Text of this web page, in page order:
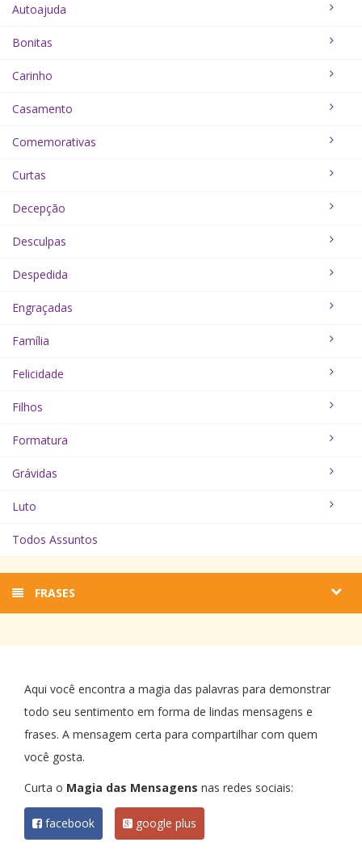
Autoajuda
Bonitas
Carinho
Casamento
Comemorativas
Curtas
Decepção
Desculpas
Despedida
Engraçadas
Família
Felicidade
Filhos
Formatura
Grávidas
Luto
Todos Assuntos
FRASES
Aqui você encontra a magia das palavras para demonstrar
todo seu sentimento em forma de lindas mensagens e
frases. A mensagem certa para compartilhar com quem
você gosta.
Curta o Magia das Mensagens nas redes sociais:
facebook google plus